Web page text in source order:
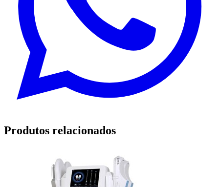
Produtos relacionados